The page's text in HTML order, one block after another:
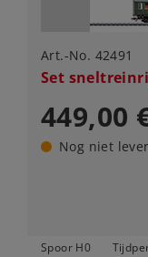
Art.-No. 42491
Set
449,00
Nog niet
Spoor H0